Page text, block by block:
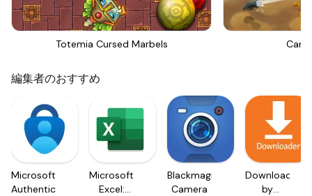
Totemia Cursed Marbels
編集者のおすすめ
Microsoft
Authenticator
Microsoft
Excel:
Blackmagic
Camera
Downloader
by